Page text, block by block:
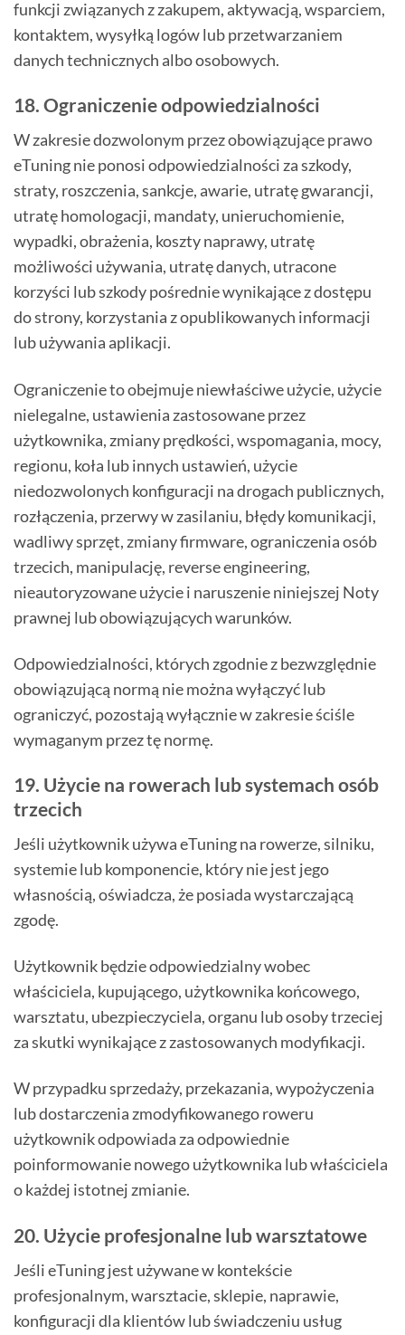
funkcji związanych z zakupem, aktywacją, wsparciem,
kontaktem, wysyłką logów lub przetwarzaniem
danych technicznych albo osobowych.
18. Ograniczenie odpowiedzialności
W zakresie dozwolonym przez obowiązujące prawo
eTuning nie ponosi odpowiedzialności za szkody,
straty, roszczenia, sankcje, awarie, utratę gwarancji,
utratę homologacji, mandaty, unieruchomienie,
wypadki, obrażenia, koszty naprawy, utratę
możliwości używania, utratę danych, utracone
korzyści lub szkody pośrednie wynikające z dostępu
do strony, korzystania z opublikowanych informacji
lub używania aplikacji.
Ograniczenie to obejmuje niewłaściwe użycie, użycie
nielegalne, ustawienia zastosowane przez
użytkownika, zmiany prędkości, wspomagania, mocy,
regionu, koła lub innych ustawień, użycie
niedozwolonych konfiguracji na drogach publicznych,
rozłączenia, przerwy w zasilaniu, błędy komunikacji,
wadliwy sprzęt, zmiany firmware, ograniczenia osób
trzecich, manipulację, reverse engineering,
nieautoryzowane użycie i naruszenie niniejszej Noty
prawnej lub obowiązujących warunków.
Odpowiedzialności, których zgodnie z bezwzględnie
obowiązującą normą nie można wyłączyć lub
ograniczyć, pozostają wyłącznie w zakresie ściśle
wymaganym przez tę normę.
19. Użycie na rowerach lub systemach osób
trzecich
Jeśli użytkownik używa eTuning na rowerze, silniku,
systemie lub komponencie, który nie jest jego
własnością, oświadcza, że posiada wystarczającą
zgodę.
Użytkownik będzie odpowiedzialny wobec
właściciela, kupującego, użytkownika końcowego,
warsztatu, ubezpieczyciela, organu lub osoby trzeciej
za skutki wynikające z zastosowanych modyfikacji.
W przypadku sprzedaży, przekazania, wypożyczenia
lub dostarczenia zmodyfikowanego roweru
użytkownik odpowiada za odpowiednie
poinformowanie nowego użytkownika lub właściciela
o każdej istotnej zmianie.
20. Użycie profesjonalne lub warsztatowe
Jeśli eTuning jest używane w kontekście
profesjonalnym, warsztacie, sklepie, naprawie,
konfiguracji dla klientów lub świadczeniu usług